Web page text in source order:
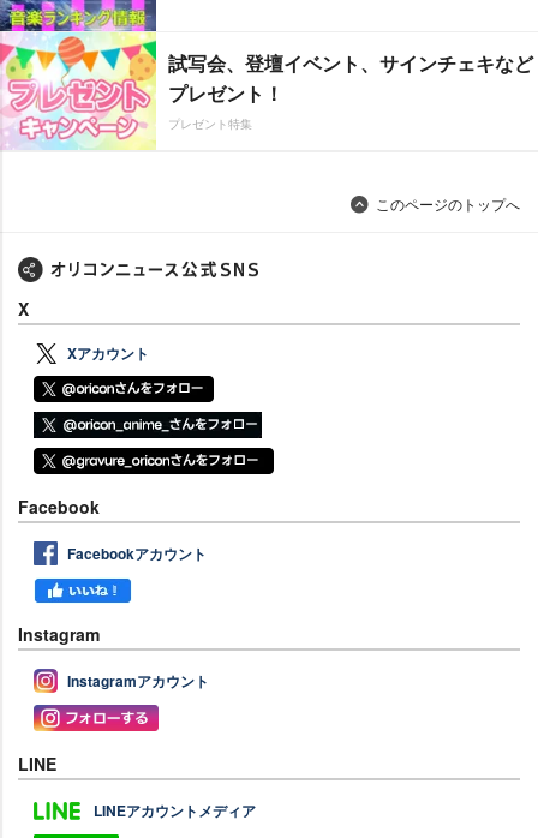
試写会、登壇イベント、サインチェキなど
プレゼント！
プレゼント特集
このページのトップへ
X
Xアカウント
Facebook
Facebookアカウント
Instagram
Instagramアカウント
LINE
LINEアカウントメディア